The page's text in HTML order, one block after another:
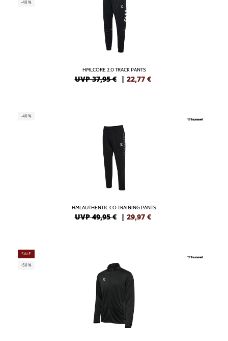
-40%
HMLCORE 2.0 TRACK PANTS
UVP 37,95 € | 22,77 €
-40%
HMLAUTHENTIC CO TRAINING PANTS
UVP 49,95 € | 29,97 €
SALE
-50%